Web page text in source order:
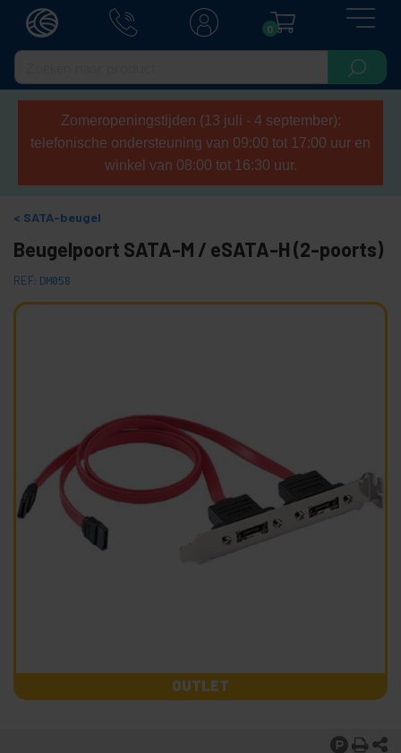
0
Zomeropeningstijden (13 juli - 4 september):
telefonische ondersteuning van 09:00 tot 17:00 uur en
winkel van 08:00 tot 16:30 uur.
SATA-beugel
Beugelpoort SATA-M / eSATA-H (2-poorts)
REF: DM058
OUTLET